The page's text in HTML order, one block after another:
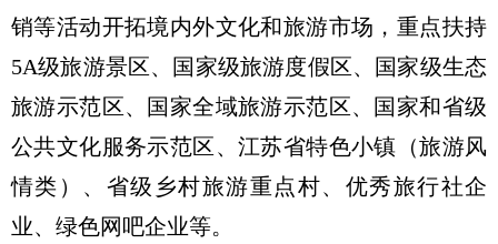
销等活动开拓境内外文化和旅游市场，重点扶持
5A级旅游景区、国家级旅游度假区、国家级生态
旅游示范区、国家全域旅游示范区、国家和省级
公共文化服务示范区、江苏省特色小镇（旅游风
情类）、省级乡村旅游重点村、优秀旅行社企
业、绿色网吧企业等。